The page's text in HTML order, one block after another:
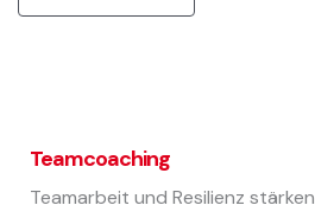
Teamcoaching
Teamarbeit und Resilienz stärken